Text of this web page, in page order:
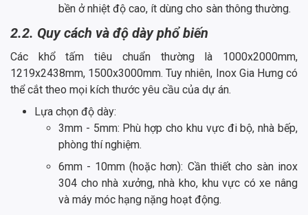
bền ở nhiệt độ cao, ít dùng cho sàn thông thường.
2.2. Quy cách và độ dày phổ biến
Các khổ tấm tiêu chuẩn thường là 1000x2000mm,
1219x2438mm, 1500x3000mm. Tuy nhiên, Inox Gia Hưng có
thể cắt theo mọi kích thước yêu cầu của dự án.
Lựa chọn độ dày:
3mm - 5mm: Phù hợp cho khu vực đi bộ, nhà bếp,
phòng thí nghiệm.
6mm - 10mm (hoặc hơn): Cần thiết cho sàn inox
304 cho nhà xưởng, nhà kho, khu vực có xe nâng
và máy móc hạng nặng hoạt động.